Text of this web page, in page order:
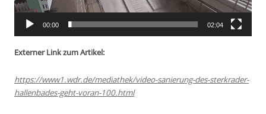
00:00 02:04
Externer Link zum Artikel:
https://www1.wdr.de/mediathek/video-sanierung-des-sterkrader-
hallenbades-geht-voran-100.html